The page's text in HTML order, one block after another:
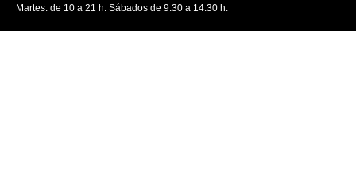
Martes: de 10 a 21 h. Sábados de 9.30 a 14.30 h.